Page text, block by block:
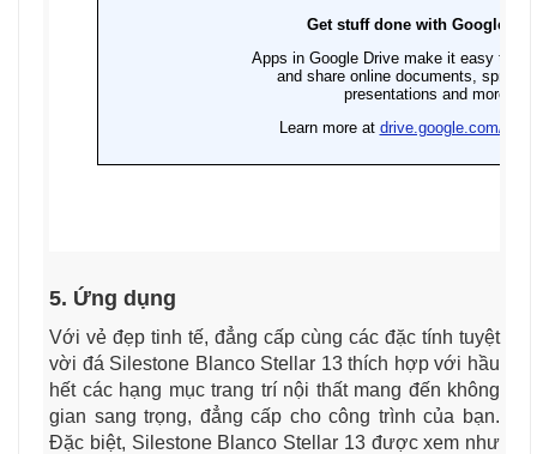
5. Ứng dụng
Với vẻ đẹp tinh tế, đẳng cấp cùng các đặc tính tuyệt
vời đá Silestone Blanco Stellar 13thích hợp với hầu
hết các hạng mục trang trí nội thất mang đến không
gian sang trọng, đẳng cấp cho công trình của bạn.
Đặc biệt, Silestone Blanco Stellar 13 được xem như